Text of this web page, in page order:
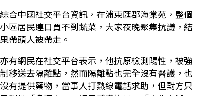
綜合中國社交平台資訊，在浦東匯郡海棠苑，整個
小區居民連日買不到蔬菜，大家夜晚聚集抗議，結
果帶頭人被帶走。
亦有網民在社交平台表示，他抗原檢測陽性，被強
制移送去隔離點，然而隔離點也完全沒有醫護，也
沒有提供藥物，當事人打熱線電話求助，但對方只